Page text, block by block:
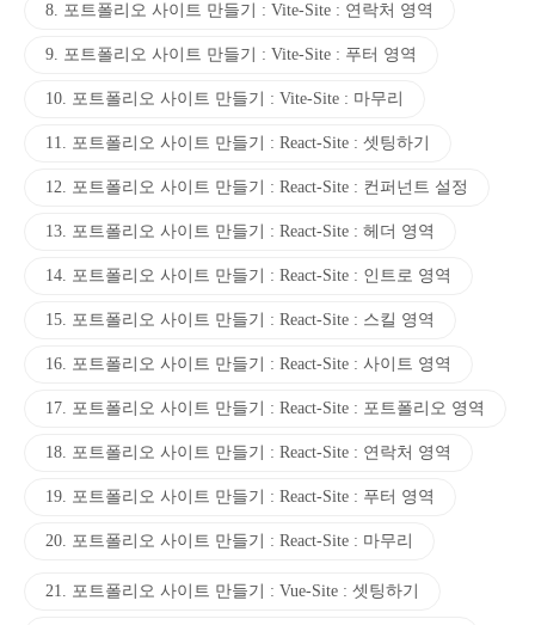
8. 포트폴리오 사이트 만들기 : Vite-Site : 연락처 영역
9. 포트폴리오 사이트 만들기 : Vite-Site : 푸터 영역
10. 포트폴리오 사이트 만들기 : Vite-Site : 마무리
11. 포트폴리오 사이트 만들기 : React-Site : 셋팅하기
12. 포트폴리오 사이트 만들기 : React-Site : 컨퍼넌트 설정
13. 포트폴리오 사이트 만들기 : React-Site : 헤더 영역
14. 포트폴리오 사이트 만들기 : React-Site : 인트로 영역
15. 포트폴리오 사이트 만들기 : React-Site : 스킬 영역
16. 포트폴리오 사이트 만들기 : React-Site : 사이트 영역
17. 포트폴리오 사이트 만들기 : React-Site : 포트폴리오 영역
18. 포트폴리오 사이트 만들기 : React-Site : 연락처 영역
19. 포트폴리오 사이트 만들기 : React-Site : 푸터 영역
20. 포트폴리오 사이트 만들기 : React-Site : 마무리
21. 포트폴리오 사이트 만들기 : Vue-Site : 셋팅하기